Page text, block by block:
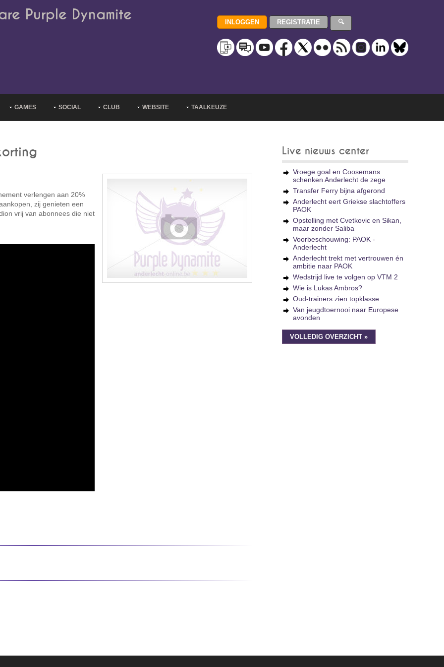
Purple Dynamite
GAMES SOCIAL CLUB WEBSITE TAALKEUZE
verlengen aan 20%
zij genieten een
vrij van abonnees die niet
Live nieuws center
Vroege goal en Coosemans
schenken Anderlecht de zege
Transfer Ferry bijna afgerond
Anderlecht eert Griekse slachtoffers
PAOK
Opstelling met Cvetkovic en Sikan,
maar zonder Saliba
Voorbeschouwing: PAOK -
Anderlecht
Anderlecht trekt met vertrouwen én
ambitie naar PAOK
Wedstrijd live te volgen op VTM 2
Wie is Lukas Ambros?
Oud-trainers zien topklasse
Van jeugdtoernooi naar Europese
avonden
VOLLEDIG OVERZICHT »